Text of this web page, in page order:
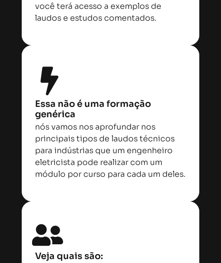
você terá acesso a exemplos de
laudos e estudos comentados.
Essa não é uma formação
genérica
nós vamos nos aprofundar nos
principais tipos de laudos técnicos
para indústrias que um engenheiro
eletricista pode realizar com um
módulo por curso para cada um deles.
Veja quais são: